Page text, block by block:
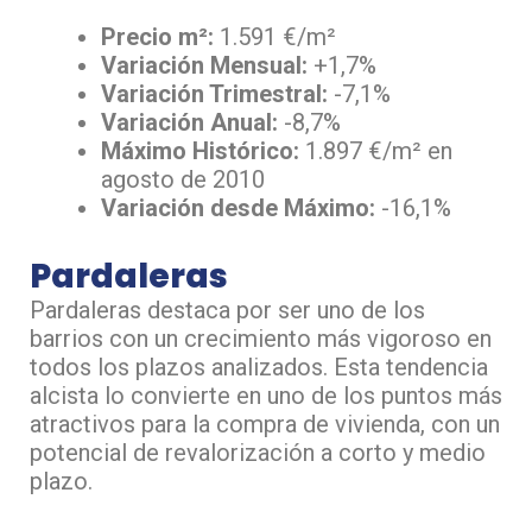
Precio m²: 1.591 €/m²
Variación Mensual: +1,7%
Variación Trimestral: -7,1%
Variación Anual: -8,7%
Máximo Histórico: 1.897 €/m² en
agosto de 2010
Variación desde Máximo: -16,1%
Pardaleras
Pardaleras destaca por ser uno de los
barrios con un crecimiento más vigoroso en
todos los plazos analizados. Esta tendencia
alcista lo convierte en uno de los puntos más
atractivos para la compra de vivienda, con un
potencial de revalorización a corto y medio
plazo.